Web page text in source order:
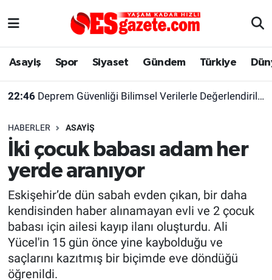
Asayiş Spor Siyaset Gündem Türkiye
22:46 Deprem Güvenliği Bilimsel Verilerle Değerlendirilmeli
HABERLER ASAYIŞ
İki çocuk babası adam her
yerde aranıyor
Eskişehir’de dün sabah evden çıkan, bir daha
kendisinden haber alınamayan evli ve 2 çocuk
babası için ailesi kayıp ilanı oluşturdu. Ali
Yücel'in 15 gün önce yine kaybolduğu ve
saçlarını kazıtmış bir biçimde eve döndüğü
öğrenildi.
Asayiş
Türkiye
Dünya
Sağlık
Alış-Veriş/İş dünyası
Yaşam
Eskişehirspor Arşivi
Eskişehir Arşivi
Röportaj
Ekonomi
Kültür Sanat
Eskişehir Nöbetçi Eczaneler
Süper Lig Puan Durumu ve Fikstür
Tüm Manşetler
Son Dakika Haberleri
Haber Arşivi